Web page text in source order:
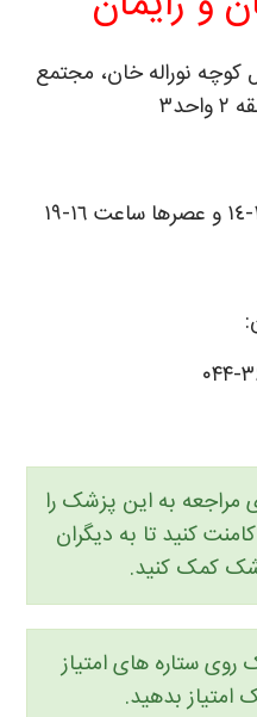
کوچه نوراله خان، مجتمع
مراجعه به این پزشک را
کنید تا به دیگران
کمک کنید.
ستاره های امتیاز
امتیاز بدهید.